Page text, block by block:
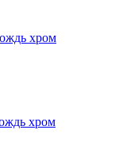
хром
хром